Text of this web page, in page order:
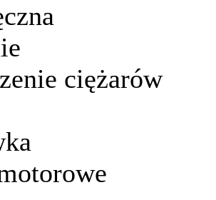
ciężarów